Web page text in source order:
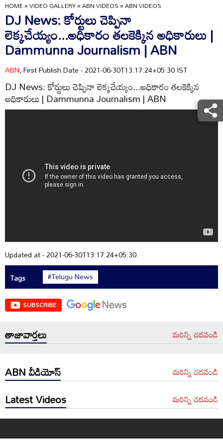
HOME»VIDEO GALLERY»ABN VIDEOS»ABN VIDEOS
DJ News: కోర్టులు చెప్పినా
లెక్కచేయ్యం...అధికారం తలకెక్కిన అధికారులు |
Dammunna Journalism | ABN
ABN, First Publish Date - 2021-06-30T13:17:24+05:30 IST
DJ News: కోర్టులు చెప్పినా లెక్కచేయ్యం...అధికారం తలకెక్కిన
అధికారులు | Dammunna Journalism | ABN
Updated at - 2021-06-30T13:17:24+05:30
Tags
#Telugu News
SUBSCRIBE
తాజావార్తలు మరిన్ని చదవండి
ABN వీడియోస్ మరిన్ని చదవండి
Latest Videos మరిన్ని చదవండి